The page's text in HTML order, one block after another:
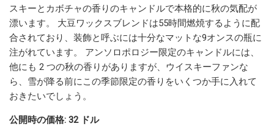
スキーとカボチャの香りのキャンドルで本格的に秋の気配が
漂います。 大豆ワックスブレンドは55時間燃焼するように配
合されており、装飾と呼ぶには十分なマットな9オンスの瓶に
注がれています。 アンソロポロジー限定のキャンドルには、
他にも 2 つの秋の香りがありますが、ウイスキーファンな
ら、雪が降る前にこの季節限定の香りをいくつか手に入れて
おきたいでしょう。
公開時の価格: 32 ドル